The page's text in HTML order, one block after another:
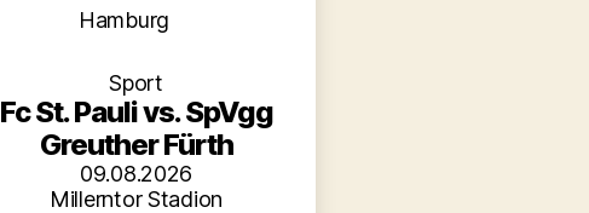
Kategorien
Hamburg
Sport
Fc St. Pauli vs. SpVgg
Greuther Fürth
09.08.2026
Millerntor Stadion